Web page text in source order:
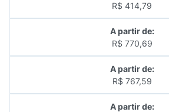
R$ 414,79
A partir de:
R$ 770,69
A partir de:
R$ 767,59
A partir de: